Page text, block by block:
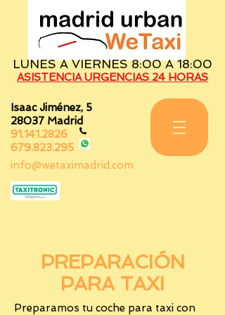
LUNES A VIERNES 8:00 A 18:00
ASISTENCIA URGENCIAS 24 HORAS
Isaac Jiménez, 5
28037 Madrid
91.141.2826
679.823.295
info@wetaximadrid.com
PREPARACIÓN
PARA TAXI
Preparamos tu coche para taxi con